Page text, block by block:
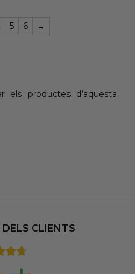
5 6 →
els productes d’aquesta
CLIENTS